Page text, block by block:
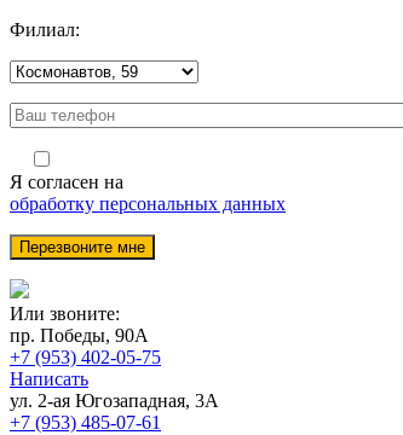
Филиал:
Я согласен на
обработку персональных данных
Или звоните:
пр. Победы, 90А
+7 (953) 402-05-75
Написать
ул. 2-ая Югозападная, 3А
+7 (953) 485-07-61